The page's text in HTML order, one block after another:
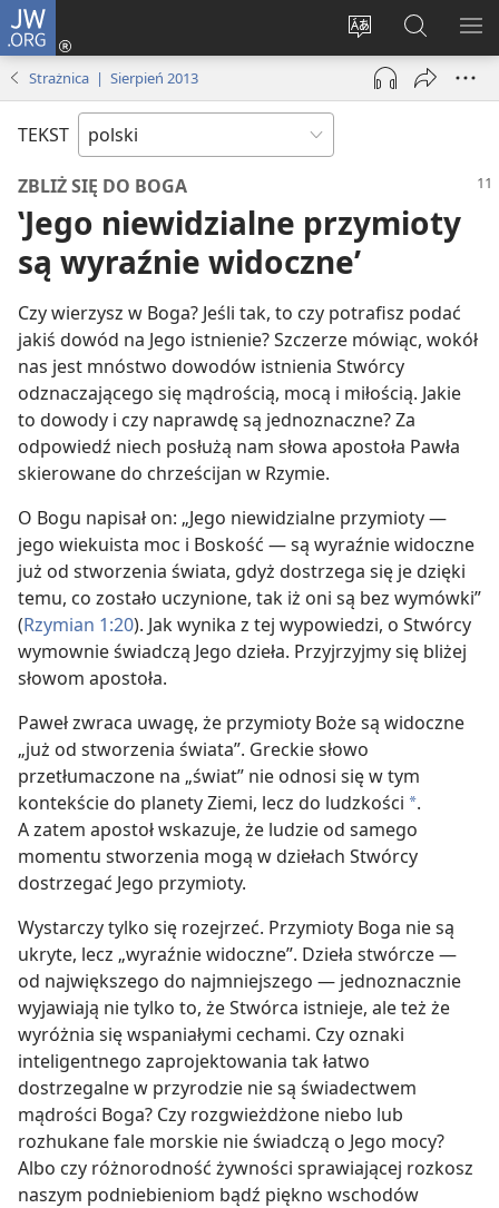
JW.ORG
Wybór
języka
Logowanie
(opens
window)
Szukaj
na
JW.ORG
Strażnica | Sierpień 2013
TEKST
ZBLIŻ SIĘ DO BOGA
‛Jego niewidzialne przymioty
są wyraźnie widoczne’
Czy wierzysz w Boga? Jeśli tak, to czy potrafisz podać
jakiś dowód na Jego istnienie? Szczerze mówiąc, wokół
nas jest mnóstwo dowodów istnienia Stwórcy
odznaczającego się mądrością, mocą i miłością. Jakie
to dowody i czy naprawdę są jednoznaczne? Za
odpowiedź niech posłużą nam słowa apostoła Pawła
skierowane do chrześcijan w Rzymie.
O Bogu napisał on: „Jego niewidzialne przymioty —
jego wiekuista moc i Boskość — są wyraźnie widoczne
już od stworzenia świata, gdyż dostrzega się je dzięki
temu, co zostało uczynione, tak iż oni są bez wymówki”
(Rzymian 1:20). Jak wynika z tej wypowiedzi, o Stwórcy
wymownie świadczą Jego dzieła. Przyjrzyjmy się bliżej
słowom apostoła.
Paweł zwraca uwagę, że przymioty Boże są widoczne
„już od stworzenia świata”. Greckie słowo
przetłumaczone na „świat” nie odnosi się w tym
kontekście do planety Ziemi, lecz do ludzkości a.
A zatem apostoł wskazuje, że ludzie od samego
momentu stworzenia mogą w dziełach Stwórcy
dostrzegać Jego przymioty.
Wystarczy tylko się rozejrzeć. Przymioty Boga nie są
ukryte, lecz „wyraźnie widoczne”. Dzieła stwórcze —
od największego do najmniejszego — jednoznacznie
wyjawiają nie tylko to, że Stwórca istnieje, ale też że
wyróżnia się wspaniałymi cechami. Czy oznaki
inteligentnego zaprojektowania tak łatwo
dostrzegalne w przyrodzie nie są świadectwem
mądrości Boga? Czy rozgwieżdżone niebo lub
rozhukane fale morskie nie świadczą o Jego mocy?
Albo czy różnorodność żywności sprawiającej rozkosz
naszym podniebieniom bądź piękno wschodów